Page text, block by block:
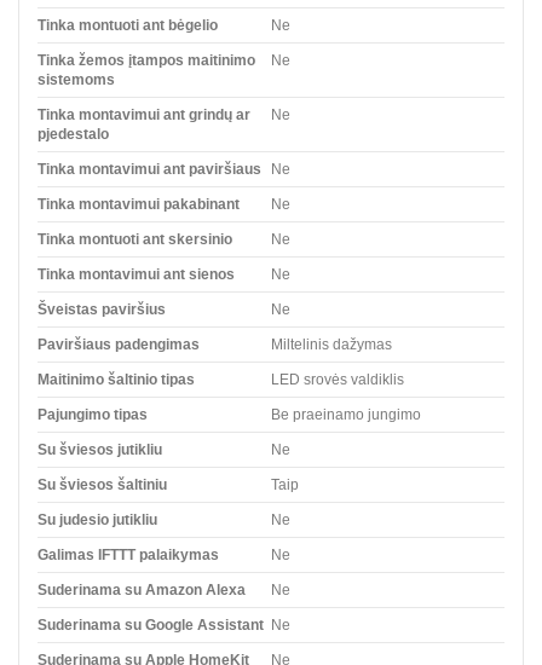
Tinka montuoti ant bėgelio Ne
Tinka žemos įtampos maitinimo
sistemoms
Ne
Tinka montavimui ant grindų ar
pjedestalo
Ne
Tinka montavimui ant paviršiaus Ne
Tinka montavimui pakabinant Ne
Tinka montuoti ant skersinio Ne
Tinka montavimui ant sienos Ne
Šveistas paviršius Ne
Paviršiaus padengimas Miltelinis dažymas
Maitinimo šaltinio tipas LED srovės valdiklis
Pajungimo tipas Be praeinamo jungimo
Su šviesos jutikliu Ne
Su šviesos šaltiniu Taip
Su judesio jutikliu Ne
Galimas IFTTT palaikymas Ne
Suderinama su Amazon Alexa Ne
Suderinama su Google Assistant Ne
Suderinama su Apple HomeKit Ne